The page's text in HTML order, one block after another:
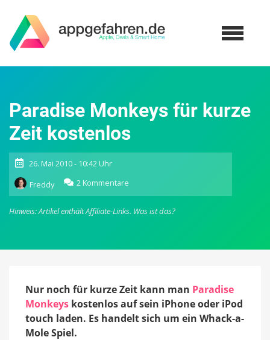
Paradise Monkeys für kurze
Zeit kostenlos
26. Mai 2010 - 10:42 Uhr
Freddy
2 Kommentare
Paradise
für
kostenlos
Hinweis: Artikel enthält Affiliate-Links. Was ist das?
Nur noch für kurze Zeit kann man Paradise
Monkeys kostenlos auf sein iPhone oder iPod
touch laden. Es handelt sich um ein Whack-a-
Mole Spiel.